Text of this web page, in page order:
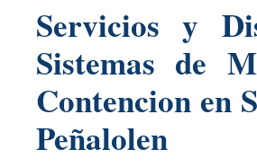
Servicios y
Sistemas de
Contencion en
Peñalolen